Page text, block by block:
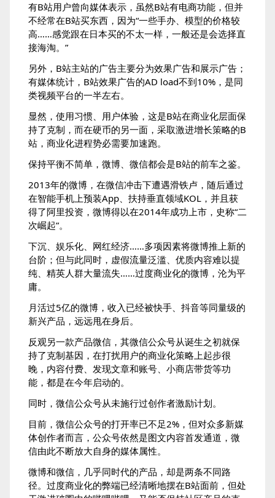
有B站用户曾向媒体表示，虽然B站有电商功能，但并
不经常在B站买东西，因为“一些手办、模型的价格较
高……感觉跟在日本买的不太一样，一般还是会选择直
接海淘。”
另外，B站主站的广告主要分为效果广告和展示广告；
有媒体统计，B站效果广告的AD load不到10%，是同
类视频平台的一半左右。
显然，使用习惯、用户体验，这是B站在商业化层面保
持了克制，而在硬币的另一面，采取激进增长策略的B
站，商业化进程势必需要加速跑。
保持平衡不简单，微博、微信都会是B站的前车之鉴。
2013年的微博，在微信冲击下遭遇滑铁卢，随后通过
在智能手机上预装App、扶持垂直领域KOL，并且获
得了阿里投资，微博得以在2014年成功上市，史称“二
次崛起”。
下沉、娱乐化、网红经济……多项因素将微博推上新的
台阶；但与此同时，虚假流量泛滥、优质内容难以提
纯、精英人群大量流失……过度商业化的微博，沦为平
庸。
月活过5亿的微博，收入已经被快手、抖音等同量级的
新兴产品，远远甩在身后。
反观另一款产品微信，其微信公众号从诞生之初就保
持了克制基因，在打扰用户的商业化策略上起步很
晚，内容付费、发现文章和账号、小商店带货等功
能，都是在今年启动的。
同时，微信公众号从未施行过创作者激励计划。
目前，微信公众号的打开率已不足2%，但对众多新媒
体创作者而言，公众号依然是图文内容首发通道，微
信由此不断放大自身的媒体属性。
微博和微信，几乎同时代的产品，却是两条不同路
径。过度商业化的弊端已经清晰地摆在B站面前，但处